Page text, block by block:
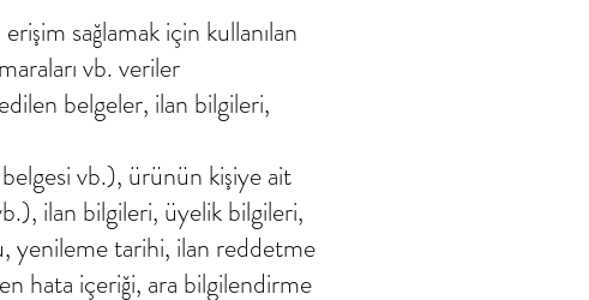
sağlamak için kullanılan
vb. veriler
belgeler, ilan bilgileri,
vb.), ürünün kişiye ait
ilan bilgileri, üyelik bilgileri,
yenileme tarihi, ilan reddetme
hata içeriği, ara bilgilendirme